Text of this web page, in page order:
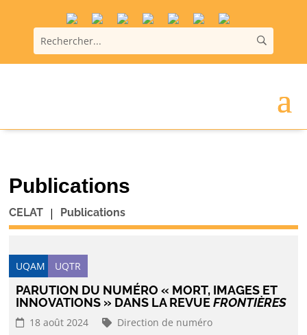
Publications
CELAT | Publications
UQAM UQTR
PARUTION DU NUMÉRO « MORT, IMAGES ET
INNOVATIONS » DANS LA REVUEFRONTIÈRES
18 août 2024
Direction de numéro